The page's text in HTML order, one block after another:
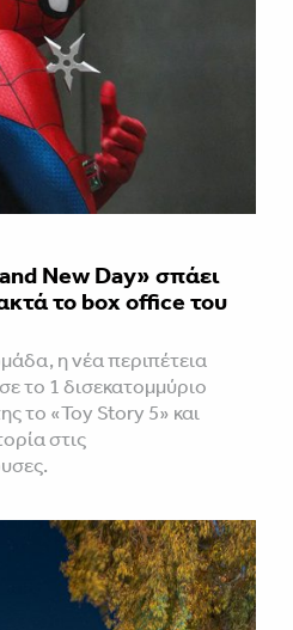
New Day» σπάει
το box office του
η νέα περιπέτεια
το 1 δισεκατομμύριο
το «Toy Story 5» και
στις